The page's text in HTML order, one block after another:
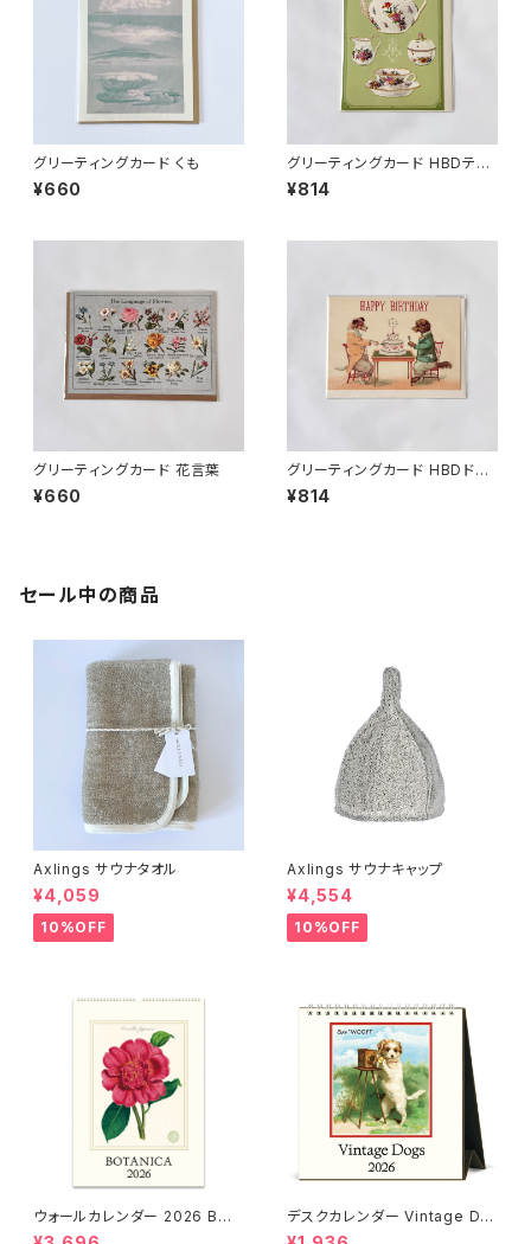
グリーティングカード くも
¥660
グリーティングカード HBDティ
ータイム
¥814
グリーティングカード 花言葉
¥660
グリーティングカード HBDドッ
グ
¥814
セール中の商品
Axlings サウナタオル
¥4,059
10%OFF
Axlings サウナキャップ
¥4,554
10%OFF
ウォールカレンダー 2026 BOT
ANICA
デスクカレンダー Vintage Do
gs 2026